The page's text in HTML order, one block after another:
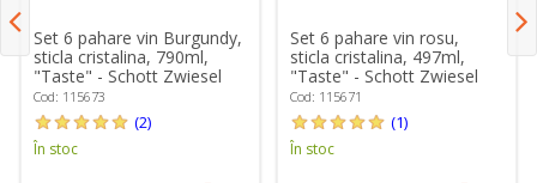
Set 6 pahare vin Burgundy,
sticla cristalina, 790ml,
"Taste" - Schott Zwiesel
Cod: 115673
(2)
În stoc
Set 6 pahare vin rosu,
sticla cristalina, 497ml,
"Taste" - Schott Zwiesel
Cod: 115671
(1)
În stoc